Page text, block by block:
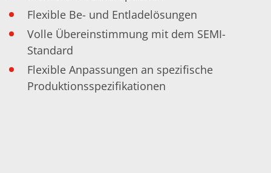
Flexible Be- und Entladelösungen
Volle Übereinstimmung mit dem SEMI-
Standard
Flexible Anpassungen an spezifische
Produktionsspezifikationen